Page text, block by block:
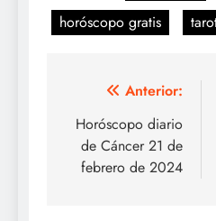
horóscopo gratis
Navegación
de
entradas
Anterior:
Horóscopo diario
de Cáncer 21 de
febrero de 2024